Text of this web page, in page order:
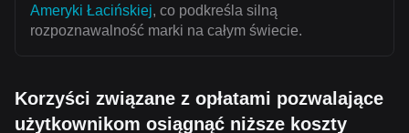
Ameryki Łacińskiej, co podkreśla silną
rozpoznawalność marki na całym świecie.
Korzyści związane z opłatami pozwalające
użytkownikom osiągnąć niższe koszty